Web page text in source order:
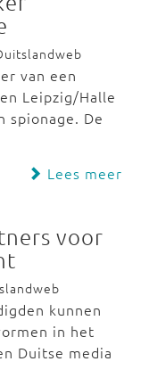
van een
Leipzig/Halle
spionage. De
Lees meer
voor
kunnen
in het
Duitse media